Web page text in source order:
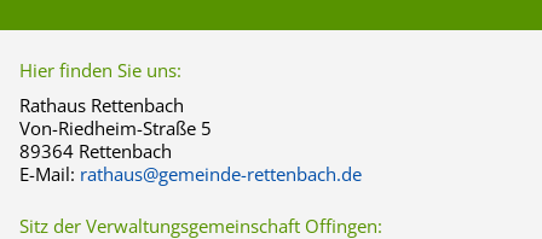
Hier finden Sie uns:
Rathaus Rettenbach
Von-Riedheim-Straße 5
89364 Rettenbach
E-Mail: rathaus@gemeinde-rettenbach.de
Sitz der Verwaltungsgemeinschaft Offingen: